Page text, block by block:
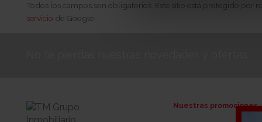
Todos los campos son obligatorios. Este sitio está protegido por
servicio de Google
Nuestras promociones